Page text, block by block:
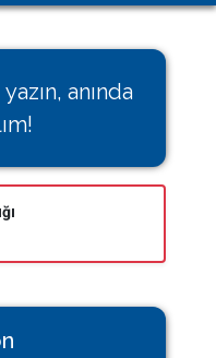
anında